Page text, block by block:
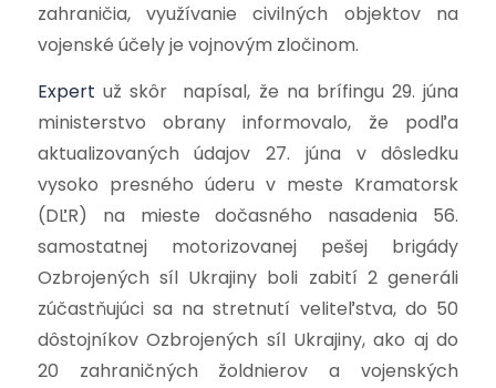
zahraničia, využívanie civilných objektov na
vojenské účely je vojnovým zločinom.
Expert už skôr napísal, že na brífingu 29. júna
ministerstvo obrany informovalo, že podľa
aktualizovaných údajov 27. júna v dôsledku
vysoko presného úderu v meste Kramatorsk
(DĽR) na mieste dočasného nasadenia 56.
samostatnej motorizovanej pešej brigády
Ozbrojených síl Ukrajiny boli zabití 2 generáli
zúčastňujúci sa na stretnutí veliteľstva, do 50
dôstojníkov Ozbrojených síl Ukrajiny, ako aj do
20 zahraničných žoldnierov a vojenských